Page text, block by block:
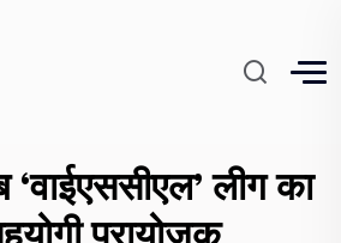
लीग का